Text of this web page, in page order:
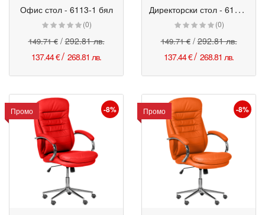
Промо
Офис стол - 6113-1 бял
(0)
149.71 €/292.81 лв.
137.44 €/ 268.81 лв.
Промо Д
иректорски стол - 6113-1 черен
(0)
149.71 €/292.81 лв.
137.44 €/ 268.81 лв.
Промо -8% Промо -8%